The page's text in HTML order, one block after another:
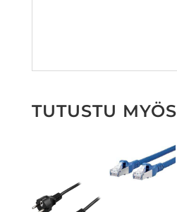
TUTUSTU MYÖS